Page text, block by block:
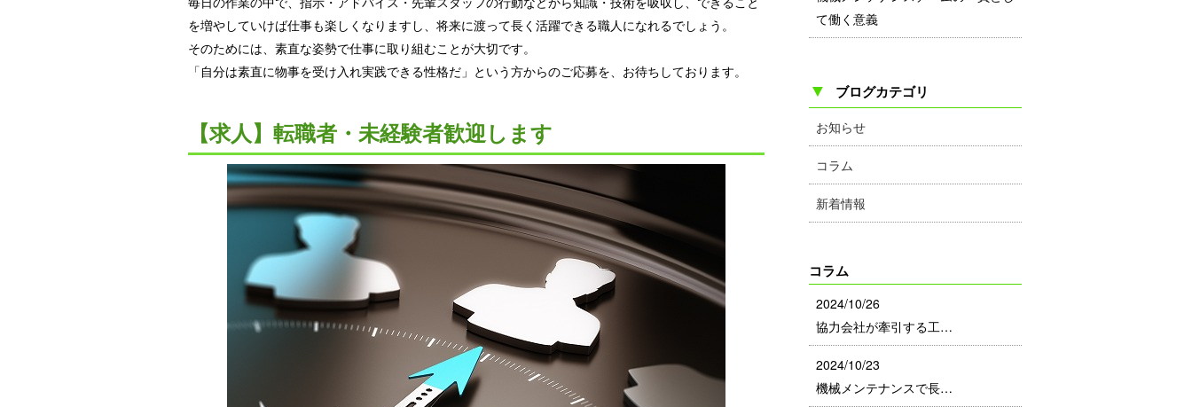
を増やしていけば仕事も楽しくなりますし、将来に渡って長く活躍できる職人になれるでしょう。
そのためには、素直な姿勢で仕事に取り組むことが大切です。
「自分は素直に物事を受け入れ実践できる性格だ」という方からのご応募を、お待ちしております。
【求人】転職者・未経験者歓迎します
て働く意義
▼ ブログカテゴリ
お知らせ
コラム
新着情報
コラム
2024/10/26
協力会社が牽引する工…
2024/10/23
機械メンテナンスで長…